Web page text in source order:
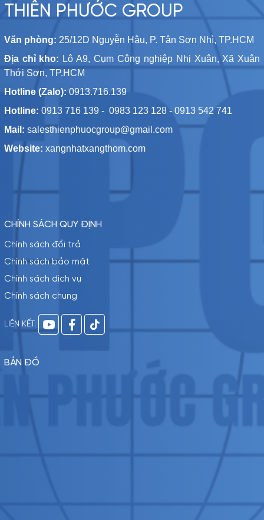
THIÊN PHƯỚC GROUP
Văn phòng: 25/12D Nguyễn Hậu, P. Tân Sơn Nhì, TP.HCM
Địa chỉ kho: Lô A9, Cụm Công nghiệp Nhị Xuân, Xã Xuân
Thới Sơn, TP.HCM
Hotline (Zalo): 0913.716.139
Hotline: 0913 716 139 - 0983 123 128 - 0913 542 741
Mail: salesthienphuocgroup@gmail.com
Website: xangnhatxangthom.com
CHÍNH SÁCH QUY ĐỊNH
Chính sách đổi trả
Chính sách bảo mật
Chính sách dịch vụ
Chính sách chung
LIÊN KẾT:
BẢN ĐỒ